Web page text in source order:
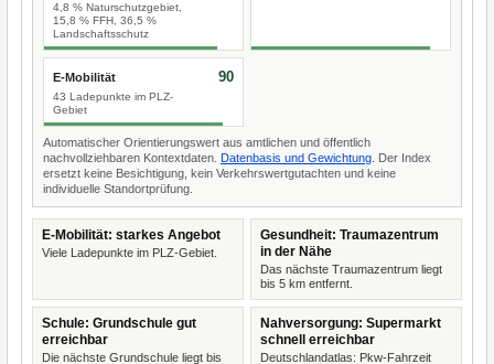
4,8 % Naturschutzgebiet,
15,8 % FFH, 36,5 %
Landschaftsschutz
E-Mobilität
43 Ladepunkte im PLZ-
Gebiet
90
Automatischer Orientierungswert aus amtlichen und öffentlich
nachvollziehbaren Kontextdaten. Datenbasis und Gewichtung . Der Index
ersetzt keine Besichtigung, kein Verkehrswertgutachten und keine
individuelle Standortprüfung.
E-Mobilität: starkes Angebot
Viele Ladepunkte im PLZ-Gebiet.
Gesundheit: Traumazentrum
in der Nähe
Das nächste Traumazentrum liegt
bis 5 km entfernt.
Schule: Grundschule gut
erreichbar
Die nächste Grundschule liegt bis
Nahversorgung: Supermarkt
schnell erreichbar
Deutschlandatlas: Pkw-Fahrzeit